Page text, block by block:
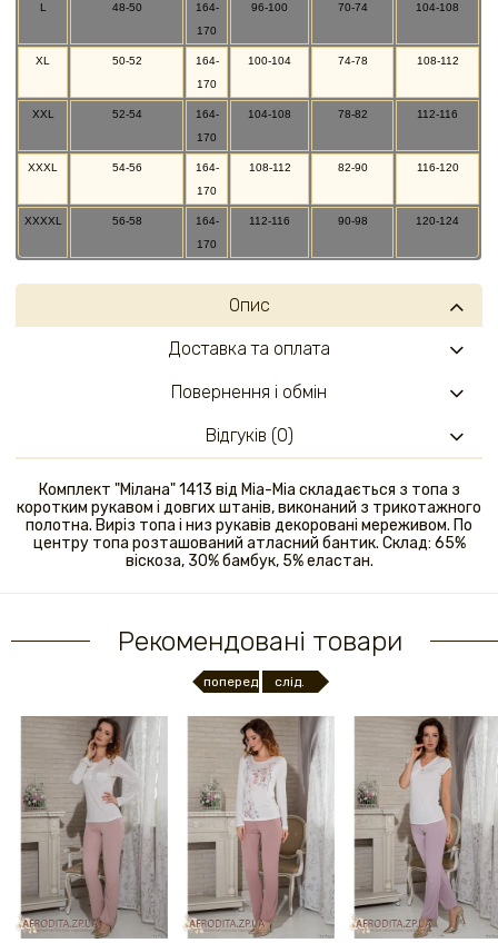
L 48-50
164-
170
96-100 70-74 104-108
XL 50-52
164-
170
100-104 74-78 108-112
XXL 52-54
164-
170
104-108 78-82 112-116
XXXL 54-56
164-
170
108-112 82-90 116-120
XXXXL 56-58
164-
170
112-116 90-98 120-124
Опис
Комплект "Мілана" 1413 від Mia-Mia складається з топа з
коротким рукавом і довгих штанів, виконаний з трикотажного
полотна. Виріз топа і низ рукавів декоровані мереживом. По
центру топа розташований атласний бантик. Склад: 65%
віскоза, 30% бамбук, 5% еластан.
Доставка та оплата
Повернення і обмін
Відгуків (0)
Рекомендовані товари
поперед. слід.